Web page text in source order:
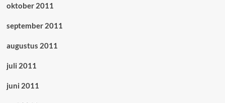
oktober 2011
september 2011
augustus 2011
juli 2011
juni 2011